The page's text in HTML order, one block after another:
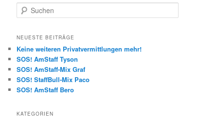
u
h
n
NEUESTE BEITRÄGE
Keine weiteren Privatvermittlungen mehr!
SOS! AmStaff Tyson
SOS! AmStaff-Mix Graf
SOS! StaffBull-Mix Paco
SOS! AmStaff Bero
KATEGORIEN